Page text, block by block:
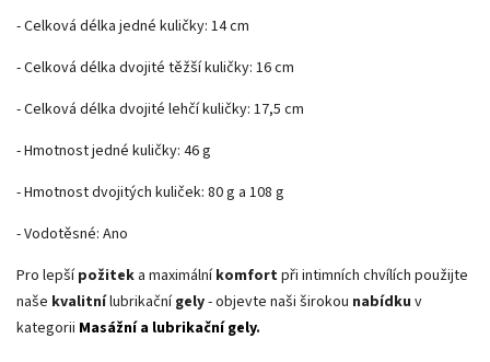
- Celková délka jedné kuličky: 14 cm
- Celková délka dvojité těžší kuličky: 16 cm
- Celková délka dvojité lehčí kuličky: 17,5 cm
- Hmotnost jedné kuličky: 46 g
- Hmotnost dvojitých kuliček: 80 g a 108 g
- Vodotěsné: Ano
Pro lepšípožitek a maximálníkomfortpři intimních chvílích použijte
naše kvalitnílubrikačnígely- objevte naši širokou nabídku v
kategorii Masážní a lubrikační gely.